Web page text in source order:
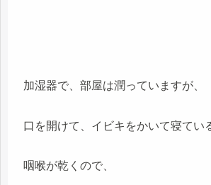
加湿器で、部屋は潤っていますが、
口を開けて、イビキをかいて寝てい
咽喉が乾くので、